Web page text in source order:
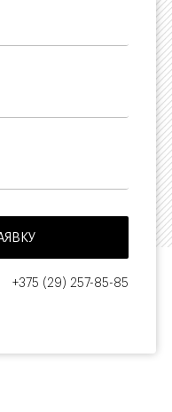
+375 (29) 257-85-85